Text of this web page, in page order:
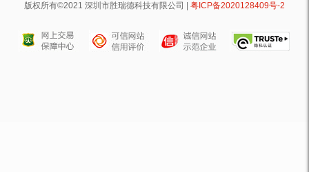
版权所有©2021 深圳市胜瑞德科技有限公司 | 粤ICP备2020128409号-2